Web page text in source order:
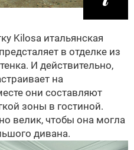
Kilosa итальянская
в отделке из
И действительно,
на
они составляют
зоны в гостиной.
велик, чтобы она могла
дивана.